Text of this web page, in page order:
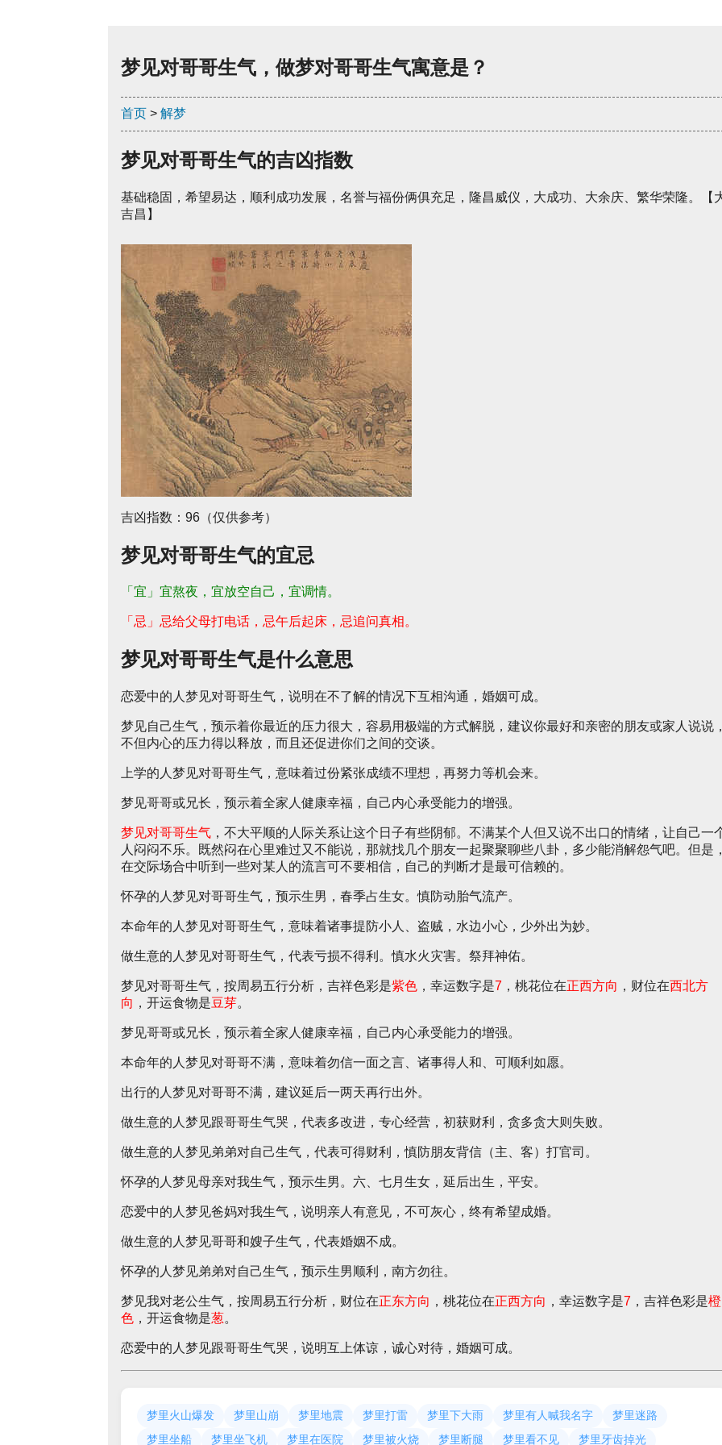
梦见对哥哥生气，做梦对哥哥生气寓意是？
首页 > 解梦
梦见对哥哥生气的吉凶指数
基础稳固，希望易达，顺利成功发展，名誉与福份俩俱充足，隆昌威仪，大成功、大余庆、繁华荣隆。【
吉昌】
吉凶指数：96（仅供参考）
梦见对哥哥生气的宜忌
「宜」宜熬夜，宜放空自己，宜调情。
「忌」忌给父母打电话，忌午后起床，忌追问真相。
梦见对哥哥生气是什么意思
恋爱中的人梦见对哥哥生气，说明在不了解的情况下互相沟通，婚姻可成。
梦见自己生气，预示着你最近的压力很大，容易用极端的方式解脱，建议你最好和亲密的朋友或家人说说
不但内心的压力得以释放，而且还促进你们之间的交谈。
上学的人梦见对哥哥生气，意味着过份紧张成绩不理想，再努力等机会来。
梦见哥哥或兄长，预示着全家人健康幸福，自己内心承受能力的增强。
梦见对哥哥生气 ，不大平顺的人际关系让这个日子有些阴郁。不满某个人但又说不出口的情绪，让自己一
人闷闷不乐。既然闷在心里难过又不能说，那就找几个朋友一起聚聚聊些八卦，多少能消解怨气吧。但是
在交际场合中听到一些对某人的流言可不要相信，自己的判断才是最可信赖的。
怀孕的人梦见对哥哥生气，预示生男，春季占生女。慎防动胎气流产。
本命年的人梦见对哥哥生气，意味着诸事提防小人、盗贼，水边小心，少外出为妙。
做生意的人梦见对哥哥生气，代表亏损不得利。慎水火灾害。祭拜神佑。
梦见对哥哥生气，按周易五行分析，吉祥色彩是紫色 ，幸运数字是7 ，桃花位在正西方向 ，财位在西北方
向 ，开运食物是豆芽。
梦见哥哥或兄长，预示着全家人健康幸福，自己内心承受能力的增强。
本命年的人梦见对哥哥不满，意味着勿信一面之言、诸事得人和、可顺利如愿。
出行的人梦见对哥哥不满，建议延后一两天再行出外。
做生意的人梦见跟哥哥生气哭，代表多改进，专心经营，初获财利，贪多贪大则失败。
做生意的人梦见弟弟对自己生气，代表可得财利，慎防朋友背信（主、客）打官司。
怀孕的人梦见母亲对我生气，预示生男。六、七月生女，延后出生，平安。
恋爱中的人梦见爸妈对我生气，说明亲人有意见，不可灰心，终有希望成婚。
做生意的人梦见哥哥和嫂子生气，代表婚姻不成。
怀孕的人梦见弟弟对自己生气，预示生男顺利，南方勿往。
梦见我对老公生气，按周易五行分析，财位在正东方向 ，桃花位在正西方向 ，幸运数字是7 ，吉祥色彩是橙
色 ，开运食物是葱。
恋爱中的人梦见跟哥哥生气哭，说明互上体谅，诚心对待，婚姻可成。
梦里火山爆发 梦里山崩 梦里地震 梦里打雷 梦里下大雨 梦里有人喊我名字
梦里迷路
梦里坐船
梦里坐飞机 梦里在医院 梦里被火烧 梦里断腿 梦里看不见 梦里牙齿掉光